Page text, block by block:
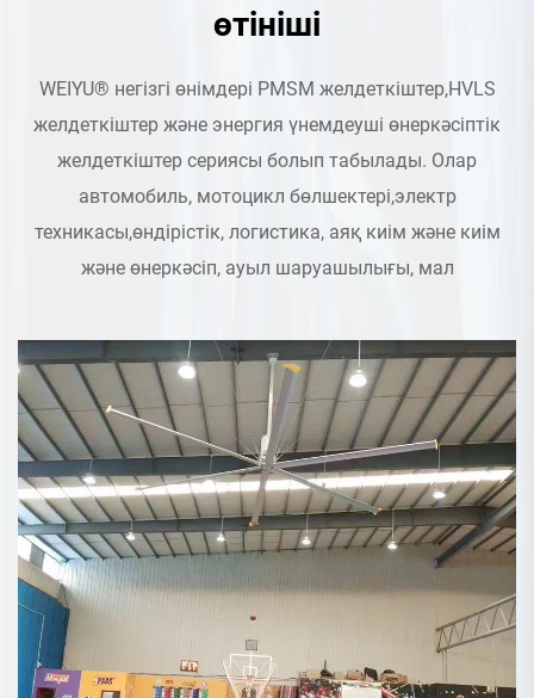
өтініші
WEIYU® негізгі өнімдері PMSM желдеткіштер,HVLS
желдеткіштер және энергия үнемдеуші өнеркәсіптік
желдеткіштер сериясы болып табылады. Олар
автомобиль, мотоцикл бөлшектері,электр
техникасы,өндірістік, логистика, аяқ киім және киім
және өнеркәсіп, ауыл шаруашылығы, мал